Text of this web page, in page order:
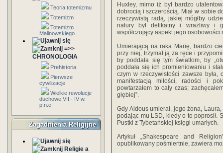
Teoria totemizmu
Totemizm
Totemizm
Malinowskiego
=>>
CHRONOLOGIA
Prehistoria
Pierwsze
cywilizacje
Wielkie rewolucje
duchowe VII - IV w.
p.n.e
Zagadnienia Religijne
Religie a
Huxley, mimo iż był bardzo
dobrocią i szczerością. Miał w sobie
rzeczywistą radą, jakiej mógłby
natury był delikatny i wrażliwy i
współczujący aspekt jego osobowości
Umierającą na raka Marię, bardzo
przy niej, trzymał ją za ręce i
by poddała się tym światłom, by
poddała się ich promieniowaniu i
czym w rzeczywistości zawsze była,
manifestacją miłości, radości i
powtarzałem to cały czas;
głębiej”.
Gdy Aldous umierał, jego żona,
podając mu LSD, kiedy o to poprosił.
Pustki z Tybetańskiej księgi umarłych.
Artykuł „Shakespeare and
opublikowany pośmiertnie, zawiera